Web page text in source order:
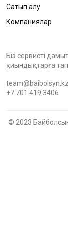
Сатып алу
Компаниялар
Біз сервисті
қиындықтарға
team@baibolsyn.kz
+7 701 419 3406
© 2023